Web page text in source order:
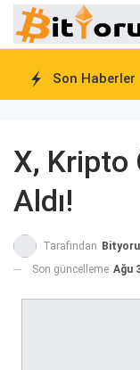
Son Haberler
X, Kripto
Aldı!
Tarafından
Son güncelleme Ağu